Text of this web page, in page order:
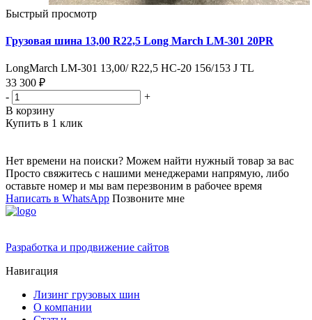
Быстрый просмотр
Грузовая шина 13,00 R22,5 Long March LM-301 20PR
LongMarch LM-301 13,00/ R22,5 НС-20 156/153 J TL
33 300 ₽
-
+
В корзину
Купить в 1 клик
Нет времени на поиски? Можем найти нужный товар за вас
Просто свяжитесь с нашими менеджерами напрямую, либо
оставьте номер и мы вам перезвоним в рабочее время
Написать в WhatsApp Позвоните мне
Разработка и продвижение сайтов
Навигация
Лизинг грузовых шин
О компании